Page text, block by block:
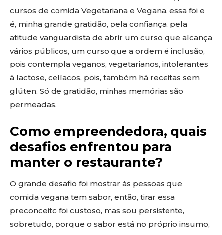
cursos de comida Vegetariana e Vegana, essa foi e
é, minha grande gratidão, pela confiança, pela
atitude vanguardista de abrir um curso que alcança
vários públicos, um curso que a ordem é inclusão,
pois contempla veganos, vegetarianos, intolerantes
à lactose, celíacos, pois, também há receitas sem
glúten. Só de gratidão, minhas memórias são
permeadas.
Como empreendedora, quais
desafios enfrentou para
manter o restaurante?
O grande desafio foi mostrar às pessoas que
comida vegana tem sabor, então, tirar essa
preconceito foi custoso, mas sou persistente,
sobretudo, porque o sabor está no próprio insumo,